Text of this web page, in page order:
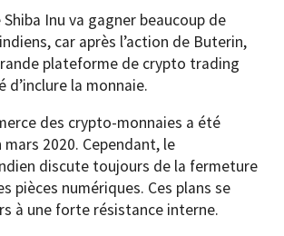
Inu va gagner beaucoup de
car après l’action de Buterin,
plateforme de crypto trading
d’inclure la monnaie.
des crypto-monnaies a été
2020. Cependant, le
discute toujours de la fermeture
pièces numériques. Ces plans se
à une forte résistance interne.